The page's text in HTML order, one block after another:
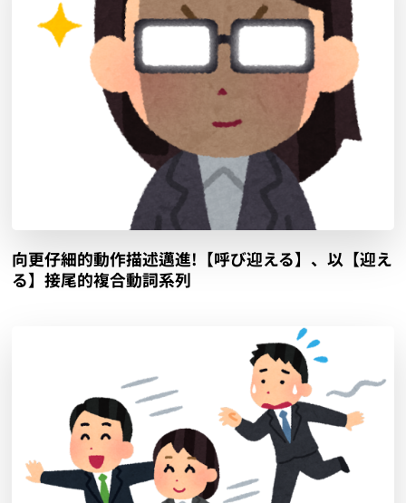
向更仔細的動作描述邁進!【呼び迎える】、以【迎え
る】接尾的複合動詞系列